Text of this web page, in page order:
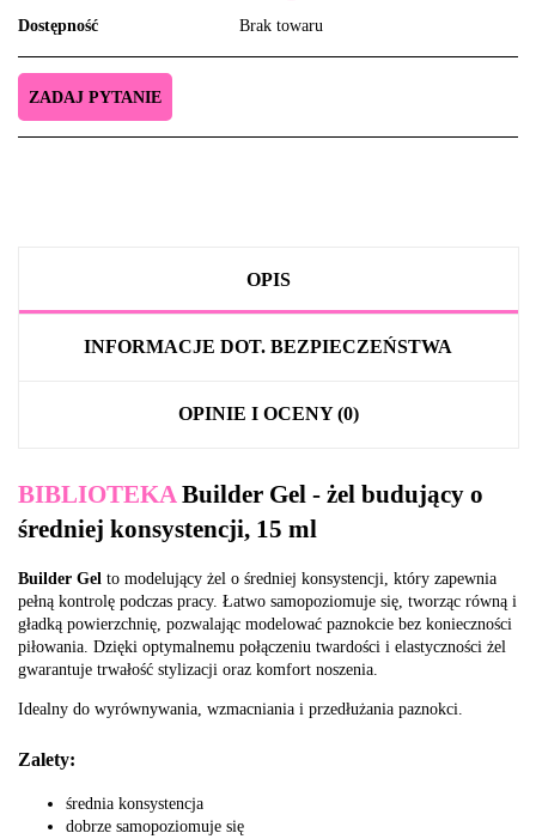
Dostępność Brak towaru
ZADAJ PYTANIE
OPIS
INFORMACJE DOT. BEZPIECZEŃSTWA
OPINIE I OCENY (0)
BIBLIOTEKABuilder Gel - żel budujący o
średniej konsystencji, 15 ml
Builder Gel to modelujący żel o średniej konsystencji, który zapewnia
pełną kontrolę podczas pracy. Łatwo samopoziomuje się, tworząc równą i
gładką powierzchnię, pozwalając modelować paznokcie bez konieczności
piłowania. Dzięki optymalnemu połączeniu twardości i elastyczności żel
gwarantuje trwałość stylizacji oraz komfort noszenia.
Idealny do wyrównywania, wzmacniania i przedłużania paznokci.
Zalety:
średnia konsystencja
dobrze samopoziomuje się